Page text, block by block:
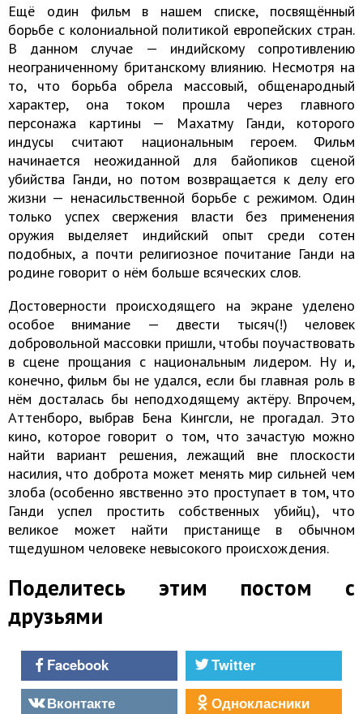
Ещё один фильм в нашем списке, посвящённый
борьбе с колониальной политикой европейских стран.
В данном случае — индийскому сопротивлению
неограниченному британскому влиянию. Несмотря на
то, что борьба обрела массовый, общенародный
характер, она током прошла через главного
персонажа картины — Махатму Ганди, которого
индусы считают национальным героем. Фильм
начинается неожиданной для байопиков сценой
убийства Ганди, но потом возвращается к делу его
жизни — ненасильственной борьбе с режимом. Один
только успех свержения власти без применения
оружия выделяет индийский опыт среди сотен
подобных, а почти религиозное почитание Ганди на
родине говорит о нём больше всяческих слов.
Достоверности происходящего на экране уделено
особое внимание — двести тысяч(!) человек
добровольной массовки пришли, чтобы поучаствовать
в сцене прощания с национальным лидером. Ну и,
конечно, фильм бы не удался, если бы главная роль в
нём досталась бы неподходящему актёру. Впрочем,
Аттенборо, выбрав Бена Кингсли, не прогадал. Это
кино, которое говорит о том, что зачастую можно
найти вариант решения, лежащий вне плоскости
насилия, что доброта может менять мир сильней чем
злоба (особенно явственно это проступает в том, что
Ганди успел простить собственных убийц), что
великое может найти пристанище в обычном
тщедушном человеке невысокого происхождения.
Поделитесь этим постом с
друзьями
Facebook
Twitter
Вконтакте
Однокласники